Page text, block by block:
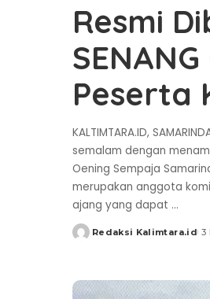
Resmi
Peserta
KALTIMTARA.ID,
semalam dengan
Oening Sempaja
merupakan anggota
ajang yang dapat ...
Posted
Redaksi Kalimtara.id 3